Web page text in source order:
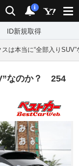
検索 通知
i
ID新規取得
スは本当に“全部入り
なのか？ 254